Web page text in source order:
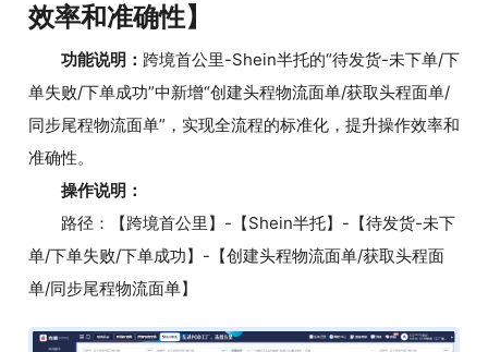
效率和准确性】
功能说明： 跨境首公里-Shein半托的“待发货-未下单/下
单失败/下单成功”中新增“创建头程物流面单/获取头程面单/
同步尾程物流面单”，实现全流程的标准化，提升操作效率和
准确性。
操作说明：
路径：【跨境首公里】-【Shein半托】-【待发货-未下
单/下单失败/下单成功】-【创建头程物流面单/获取头程面
单/同步尾程物流面单】